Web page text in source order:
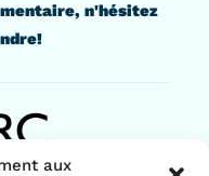
aux
n'hésitez